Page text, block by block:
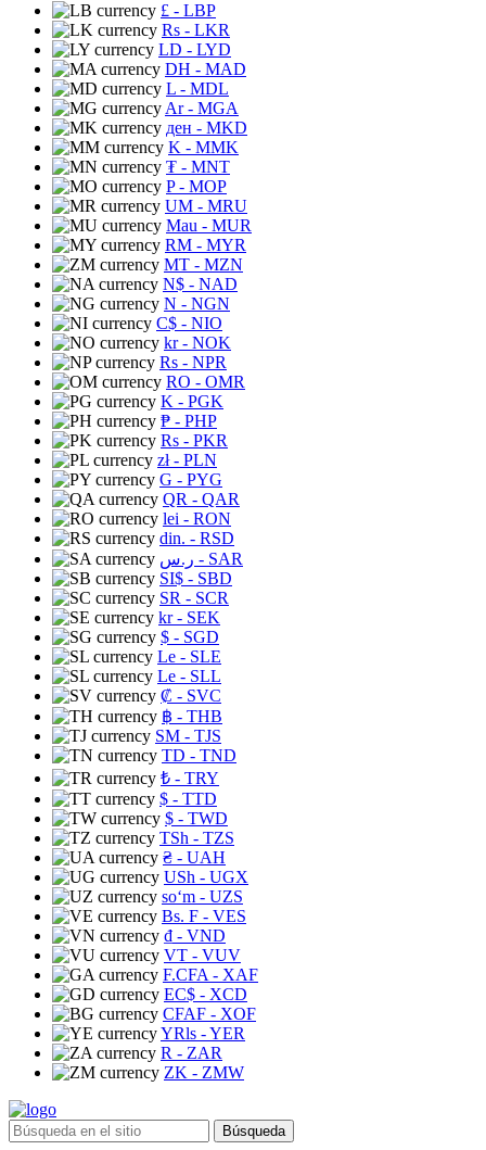
£ - LBP
Rs - LKR
LD - LYD
DH - MAD
L - MDL
Ar- MGA
ден - MKD
K - MMK
₮ - MNT
P- MOP
UM - MRU
Mau - MUR
RM - MYR
MT - MZN
N$ - NAD
N - NGN
C$ - NIO
kr- NOK
Rs - NPR
RO - OMR
K - PGK
₱ - PHP
Rs - PKR
zł- PLN
G - PYG
QR - QAR
lei - RON
din. - RSD
ر.س - SAR
SI$ - SBD
SR - SCR
kr- SEK
$ - SGD
Le - SLE
Le - SLL
₡ - SVC
฿ - THB
ЅМ - TJS
TD - TND
₺ - TRY
$ - TTD
$ - TWD
TSh - TZS
₴ - UAH
USh - UGX
soʻm - UZS
Bs. F - VES
₫ - VND
VT - VUV
F.CFA - XAF
EC$ - XCD
CFAF - XOF
YRls - YER
R - ZAR
ZK - ZMW
Búsqueda